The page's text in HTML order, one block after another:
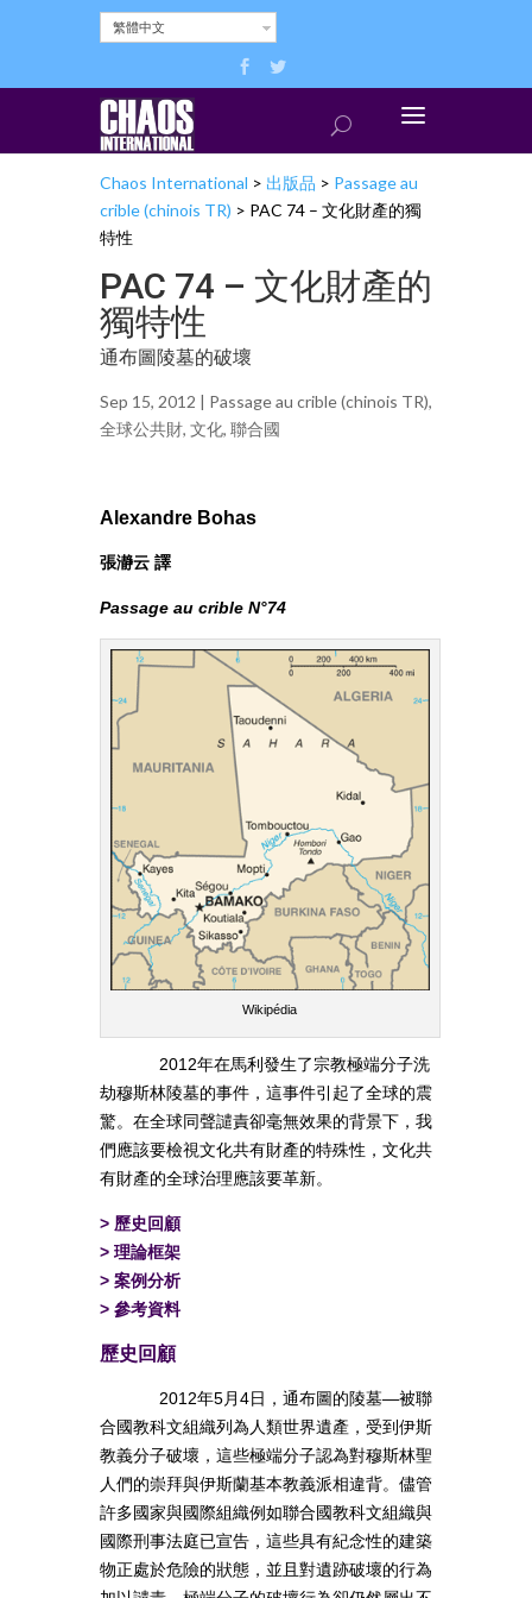
繁體中文
Chaos International > 出版品 > Passage au
crible (chinois TR) > PAC 74 – 文化財產的獨
特性
PAC 74 – 文化財產的
獨特性
通布圖陵墓的破壞
Sep 15, 2012 | Passage au crible (chinois TR),
全球公共財, 文化, 聯合國
Alexandre Bohas
張瀞云 譯
Passage au crible N°74
Wikipédia
2012年在馬利發生了宗教極端分子洗
劫穆斯林陵墓的事件，這事件引起了全球的震
驚。在全球同聲譴責卻毫無效果的背景下，我
們應該要檢視文化共有財產的特殊性，文化共
有財產的全球治理應該要革新。
> 歷史回顧
> 理論框架
> 案例分析
> 參考資料
歷史回顧
2012年5月4日，通布圖的陵墓—被聯
合國教科文組織列為人類世界遺產，受到伊斯
教義分子破壞，這些極端分子認為對穆斯林聖
人們的崇拜與伊斯蘭基本教義派相違背。儘管
許多國家與國際組織例如聯合國教科文組織與
國際刑事法庭已宣告，這些具有紀念性的建築
物正處於危險的狀態，並且對遺跡破壞的行為